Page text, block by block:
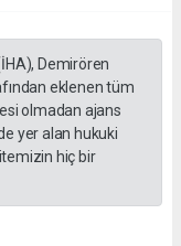
Demirören
eklenen tüm
olmadan ajans
yer alan hukuki
hiç bir